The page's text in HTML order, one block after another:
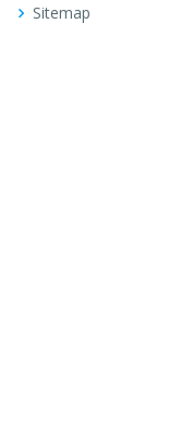
Sitemap